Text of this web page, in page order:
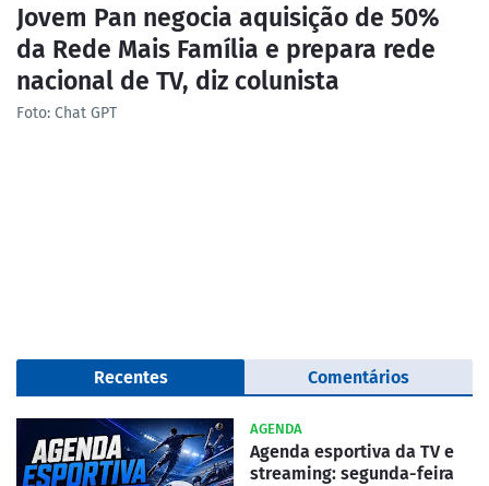
Jovem Pan negocia aquisição de 50%
da Rede Mais Família e prepara rede
nacional de TV, diz colunista
Foto: Chat GPT
Recentes Comentários
AGENDA
Agenda esportiva da TV e
streaming: segunda-feira